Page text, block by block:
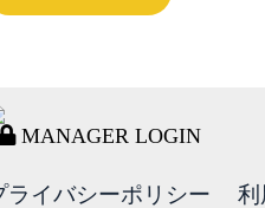
MANAGER LOGIN
ライバシーポリシー 利